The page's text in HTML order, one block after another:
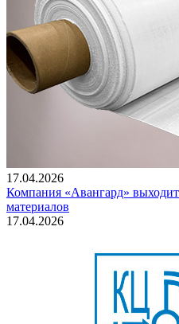
17.04.2026
Компания «Авангард»
материалов
17.04.2026